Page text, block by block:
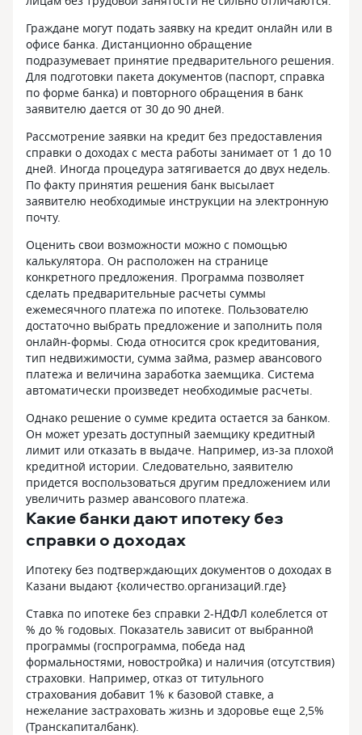
Граждане могут подать заявку на кредит онлайн или в
офисе банка. Дистанционно обращение
подразумевает принятие предварительного решения.
Для подготовки пакета документов (паспорт, справка
по форме банка) и повторного обращения в банк
заявителю дается от 30 до 90 дней.
Рассмотрение заявки на кредит без предоставления
справки о доходах с места работы занимает от 1 до 10
дней. Иногда процедура затягивается до двух недель.
По факту принятия решения банк высылает
заявителю необходимые инструкции на электронную
почту.
Оценить свои возможности можно с помощью
калькулятора. Он расположен на странице
конкретного предложения. Программа позволяет
сделать предварительные расчеты суммы
ежемесячного платежа по ипотеке. Пользователю
достаточно выбрать предложение и заполнить поля
онлайн-формы. Сюда относится срок кредитования,
тип недвижимости, сумма займа, размер авансового
платежа и величина заработка заемщика. Система
автоматически произведет необходимые расчеты.
Однако решение о сумме кредита остается за банком.
Он может урезать доступный заемщику кредитный
лимит или отказать в выдаче. Например, из-за плохой
кредитной истории. Следовательно, заявителю
придется воспользоваться другим предложением или
увеличить размер авансового платежа.
Какие банки дают ипотеку без
справки о доходах
Ипотеку без подтверждающих документов о доходах в
Казани выдают {количество.организаций.где}
Ставка по ипотеке без справки 2-НДФЛ колеблется от
% до % годовых. Показатель зависит от выбранной
программы (госпрограмма, победа над
формальностями, новостройка) и наличия (отсутствия)
страховки. Например, отказ от титульного
страхования добавит 1% к базовой ставке, а
нежелание застраховать жизнь и здоровье еще 2,5%
(Транскапиталбанк).